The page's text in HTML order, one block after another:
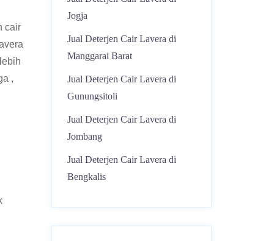
cair
,
Jogja
Jual Deterjen Cair Lavera di
Manggarai Barat
Jual Deterjen Cair Lavera di
Gunungsitoli
Jual Deterjen Cair Lavera di
Jombang
Jual Deterjen Cair Lavera di
Bengkalis